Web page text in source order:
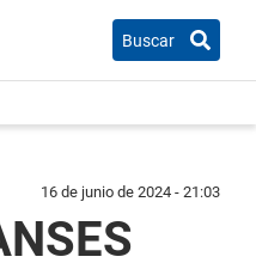
Buscar
16 de junio de 2024 - 21:03